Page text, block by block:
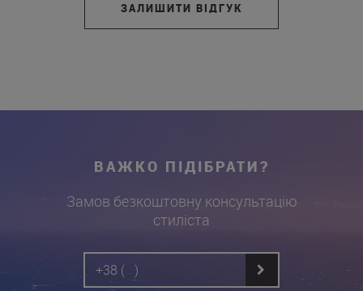
ЗАЛИШИТИ ВІДГУК
ВАЖКО ПІДІБРАТИ?
Замов безкоштовну консультацію
стиліста